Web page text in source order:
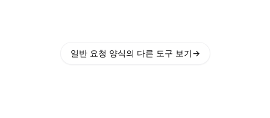
일반 요청 양식의 다른 도구 보기→